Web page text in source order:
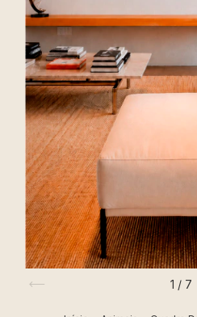
1 / 7